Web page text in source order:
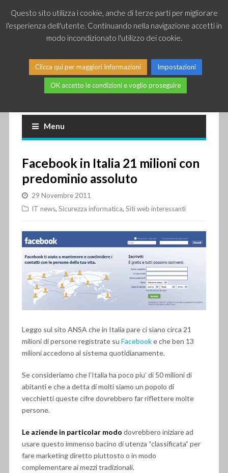
Piccole news dal mondo IT
Menu
Facebook in Italia 21 milioni con
predominio assoluto
29 Novembre 2011
IT news, Sicurezza informatica, Siti web interessanti
Leggo sul sito ANSA che in Italia pare ci siano circa 21
milioni di persone registrate su Facebooke che ben 13
milioni accedono al sistema quotidianamente.
Se consideriamo che l’Italia ha poco piu’ di 50 milioni di
abitanti e che a detta di molti siamo un popolo di
vecchietti queste cifre dovrebbero far riflettere molte
persone.
Le aziende in particolar modo dovrebbero iniziare ad
usare questo immenso bacino di utenza “classificata” per
fare marketing diretto piuttosto o in modo
complementare ai mezzi tradizionali.
Questo sito utilizza i cookie, anche di terze parti per migliorare
l'esperienza dell'utente. Continuando nella navigazione accetti in
modo incondizionato l'utilizzo dei cookie.
Clicca qui per maggiori Informazioni Impostazioni
OK accetto le condizioni e voglio proseguire